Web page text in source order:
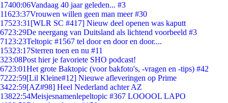
17400:06Vandaag 40 jaar geleden... #3
11623:37Vrouwen willen geen man meer #30
17523:31 [WLR SC #417] Nieuw deel openen was kaputt
6723:29De neergang van Duitsland als lichtend voorbeeld #3
71 23:23Teltopic #1567 tel door en door en door....
15323:17Sterren toen en nu #11
323:08Post hier je favoriete SHO podcast!
6723:01Het grote Baktopic (voor bakfoto's, -vragen en -tips) #42
7222:59[Lil Kleine#12] Nieuwe afleveringen op Prime
3422:59[AZ#98] Heel Nederland achter AZ
13822:54Meisjesnamenlepeltopic #367 LOOOOL LAPO